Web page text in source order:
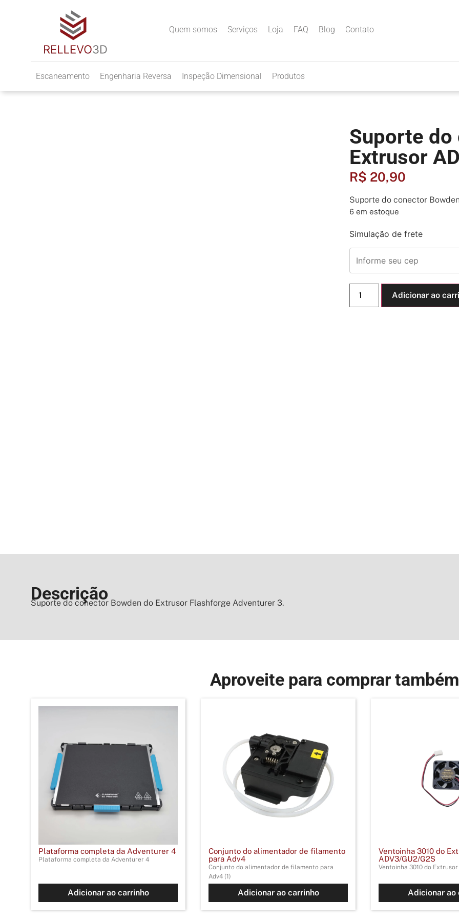
Quem somos Serviços Loja FAQ Blog Contato
Escaneamento Engenharia Reversa Inspeção Dimensional Produtos
Suporte do
Extrusor
R$ 20,90
Suporte do conector
6 em estoque
Simulação de frete
Adicionar ao
Descrição
Suporte do conector Bowden do Extrusor Flashforge Adventurer 3.
Aproveite para comprar
Plataforma completa da Adventurer 4
Plataforma completa da Adventurer 4
Adicionar ao carrinho
Conjunto do alimentador de filamento
para Adv4
Conjunto do alimentador de filamento para
Adv4 (1)
Adicionar ao carrinho
Ventoinha 3010 do
ADV3/GU2/G2S
Ventoinha 3010 do Extrusor
Adicionar ao